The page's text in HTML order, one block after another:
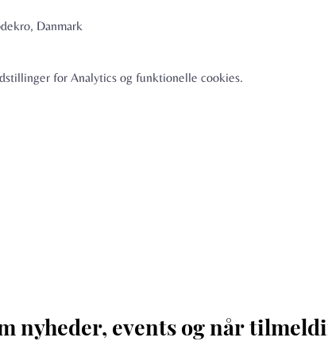
Danmark
for Analytics og funktionelle cookies.
nyheder, events og når